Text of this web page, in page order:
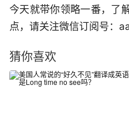
今天就带你领略一番，了
点，请关注微信订阅号：
猜你喜欢